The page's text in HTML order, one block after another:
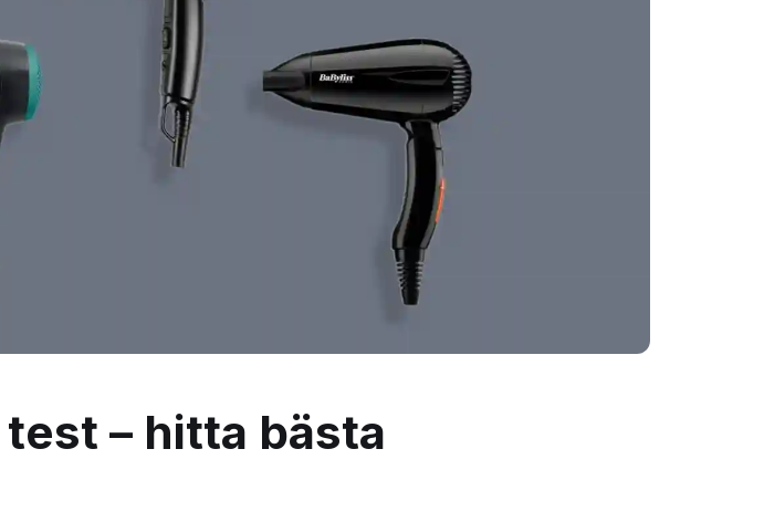
– hitta bästa